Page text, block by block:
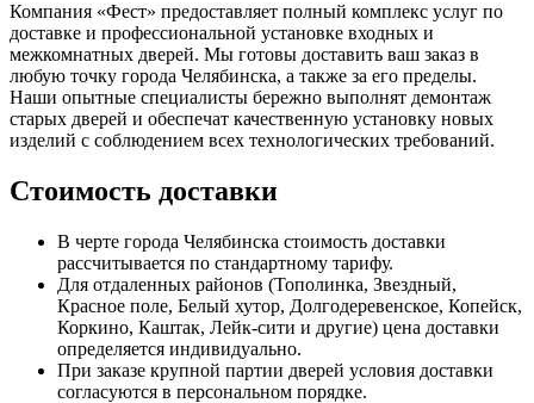
Компания «Фест» предоставляет полный комплекс услуг по
доставке и профессиональной установке входных и
межкомнатных дверей. Мы готовы доставить ваш заказ в
любую точку города Челябинска, а также за его пределы.
Наши опытные специалисты бережно выполнят демонтаж
старых дверей и обеспечат качественную установку новых
изделий с соблюдением всех технологических требований.
Стоимость доставки
В черте города Челябинска стоимость доставки
рассчитывается по стандартному тарифу.
Для отдаленных районов (Тополинка, Звездный,
Красное поле, Белый хутор, Долгодеревенское, Копейск,
Коркино, Каштак, Лейк-сити и другие) цена доставки
определяется индивидуально.
При заказе крупной партии дверей условия доставки
согласуются в персональном порядке.